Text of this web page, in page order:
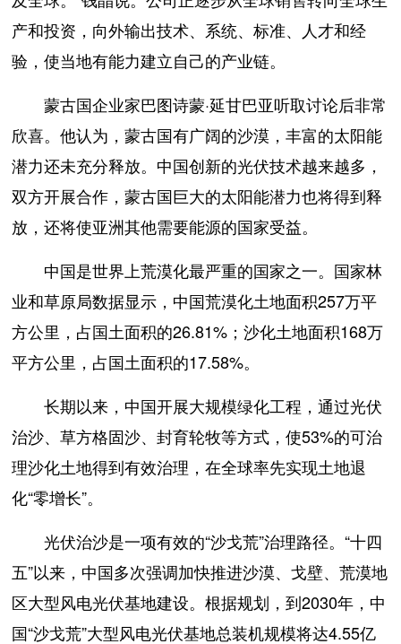
产和投资，向外输出技术、系统、标准、人才和经
验，使当地有能力建立自己的产业链。
蒙古国企业家巴图诗蒙·延甘巴亚听取讨论后非常
欣喜。他认为，蒙古国有广阔的沙漠，丰富的太阳能
潜力还未充分释放。中国创新的光伏技术越来越多，
双方开展合作，蒙古国巨大的太阳能潜力也将得到释
放，还将使亚洲其他需要能源的国家受益。
中国是世界上荒漠化最严重的国家之一。国家林
业和草原局数据显示，中国荒漠化土地面积257万平
方公里，占国土面积的26.81%；沙化土地面积168万
平方公里，占国土面积的17.58%。
长期以来，中国开展大规模绿化工程，通过光伏
治沙、草方格固沙、封育轮牧等方式，使53%的可治
理沙化土地得到有效治理，在全球率先实现土地退
化“零增长”。
光伏治沙是一项有效的“沙戈荒”治理路径。“十四
五”以来，中国多次强调加快推进沙漠、戈壁、荒漠地
区大型风电光伏基地建设。根据规划，到2030年，中
国“沙戈荒”大型风电光伏基地总装机规模将达4.55亿